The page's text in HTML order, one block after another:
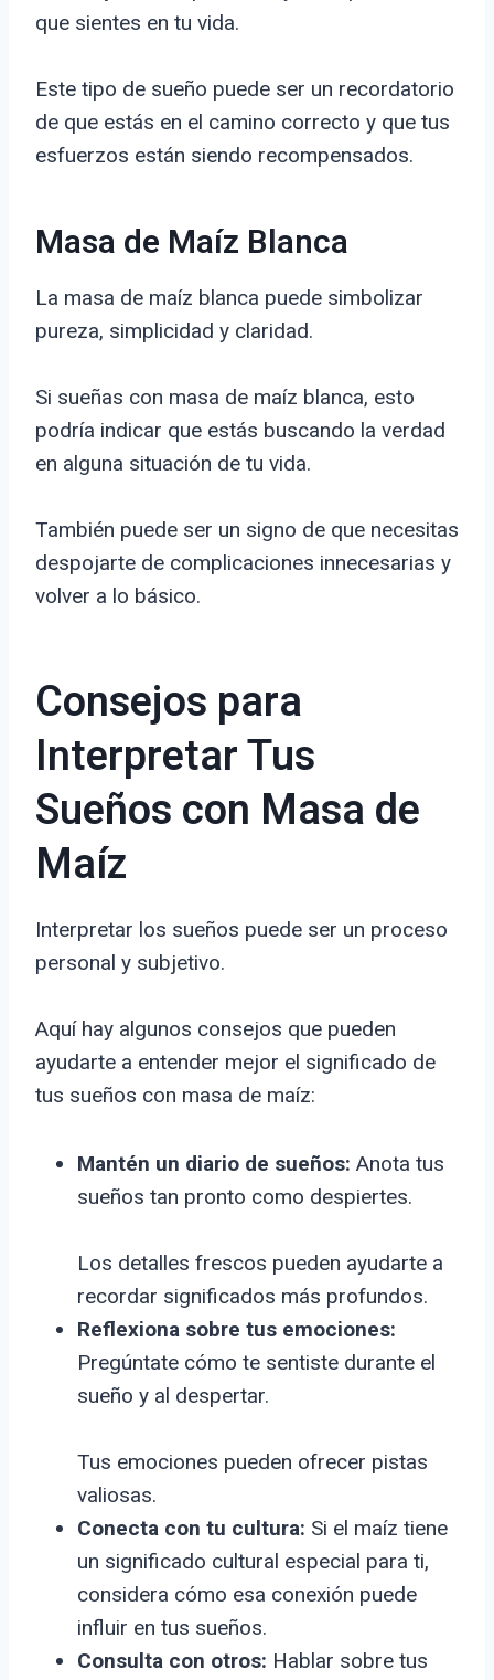
que sientes en tu vida.
Este tipo de sueño puede ser un recordatorio
de que estás en el camino correcto y que tus
esfuerzos están siendo recompensados.
Masa de Maíz Blanca
La masa de maíz blanca puede simbolizar
pureza, simplicidad y claridad.
Si sueñas con masa de maíz blanca, esto
podría indicar que estás buscando la verdad
en alguna situación de tu vida.
También puede ser un signo de que necesitas
despojarte de complicaciones innecesarias y
volver a lo básico.
Consejos para
Interpretar Tus
Sueños con Masa de
Maíz
Interpretar los sueños puede ser un proceso
personal y subjetivo.
Aquí hay algunos consejos que pueden
ayudarte a entender mejor el significado de
tus sueños con masa de maíz:
Mantén un diario de sueños: Anota tus
sueños tan pronto como despiertes.
Los detalles frescos pueden ayudarte a
recordar significados más profundos.
Reflexiona sobre tus emociones:
Pregúntate cómo te sentiste durante el
sueño y al despertar.
Tus emociones pueden ofrecer pistas
valiosas.
Conecta con tu cultura: Si el maíz tiene
un significado cultural especial para ti,
considera cómo esa conexión puede
influir en tus sueños.
Consulta con otros: Hablar sobre tus